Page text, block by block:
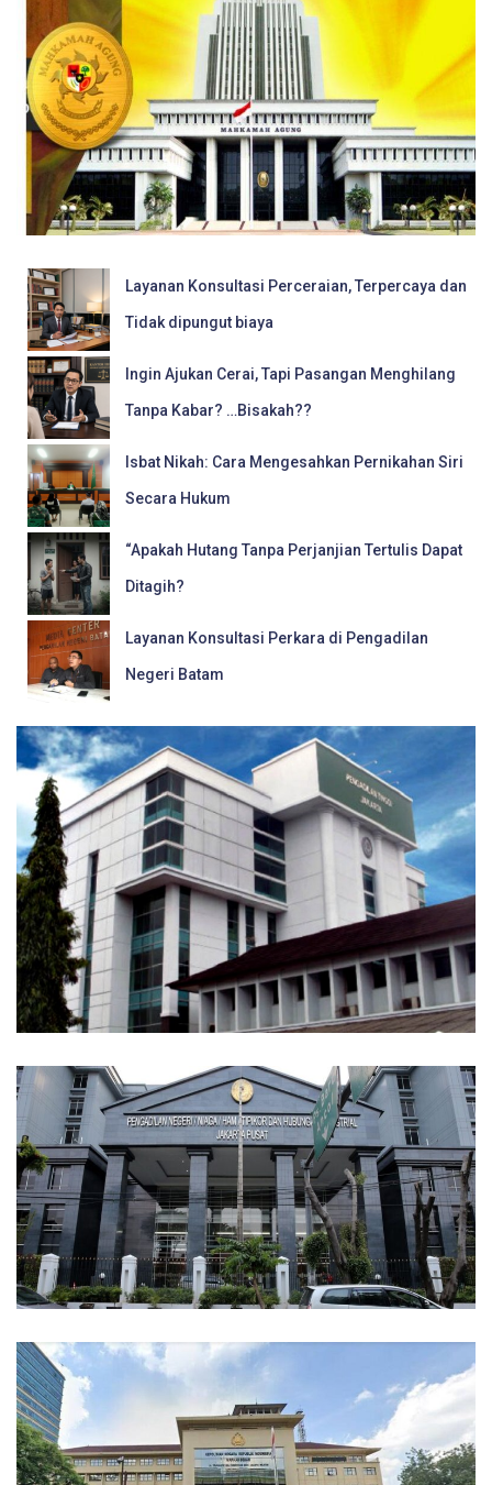
Layanan Konsultasi Perceraian, Terpercaya dan
Tidak dipungut biaya
Ingin Ajukan Cerai, Tapi Pasangan Menghilang
Tanpa Kabar? …Bisakah??
Isbat Nikah: Cara Mengesahkan Pernikahan Siri
Secara Hukum
“Apakah Hutang Tanpa Perjanjian Tertulis Dapat
Ditagih?
Layanan Konsultasi Perkara di Pengadilan
Negeri Batam